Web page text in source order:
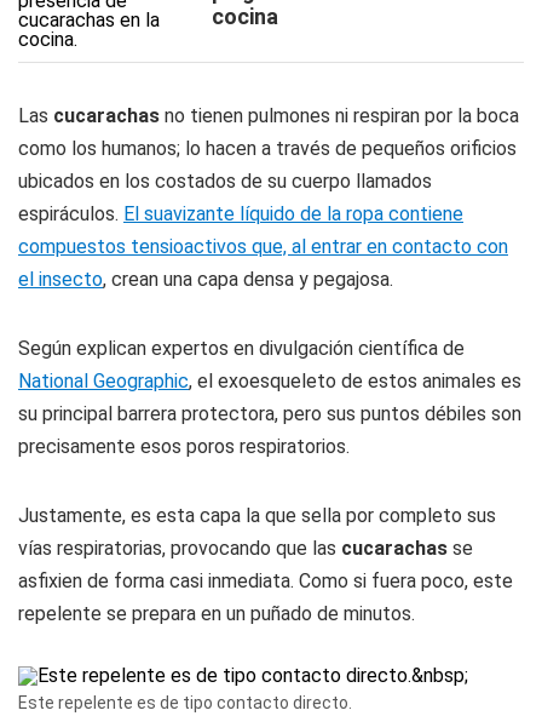
cocina
Las cucarachas no tienen pulmones ni respiran por la boca
como los humanos; lo hacen a través de pequeños orificios
ubicados en los costados de su cuerpo llamados
espiráculos. El suavizante líquido de la ropa contiene
compuestos tensioactivos que, al entrar en contacto con
el insecto, crean una capa densa y pegajosa.
Según explican expertos en divulgación científica de
National Geographic, el exoesqueleto de estos animales es
su principal barrera protectora, pero sus puntos débiles son
precisamente esos poros respiratorios.
Justamente, es esta capa la que sella por completo sus
vías respiratorias, provocando que las cucarachas se
asfixien de forma casi inmediata. Como si fuera poco, este
repelente se prepara en un puñado de minutos.
Este repelente es de tipo contacto directo.